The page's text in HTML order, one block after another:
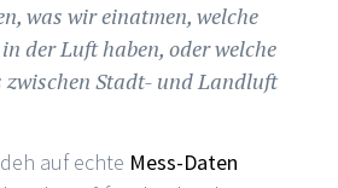
was wir einatmen, welche
der Luft haben, oder welche
zwischen Stadt- und Landluft
auf echte Mess-Daten